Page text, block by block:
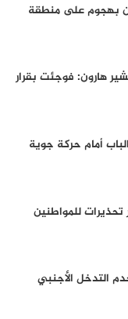
بهجوم على منطقة
هارون: فوجئت بقرار
أمام حركة جوية
للمواطنين
التدخل الأجنبي